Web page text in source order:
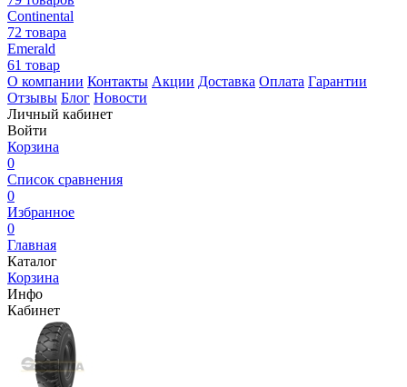
Continental
72 товара
Emerald
61 товар
О компании Контакты Акции Доставка Оплата Гарантии
Отзывы Блог Новости
Личный кабинет
Войти
Корзина
0
Список сравнения
0
Избранное
0
Главная
Каталог
Корзина
Инфо
Кабинет